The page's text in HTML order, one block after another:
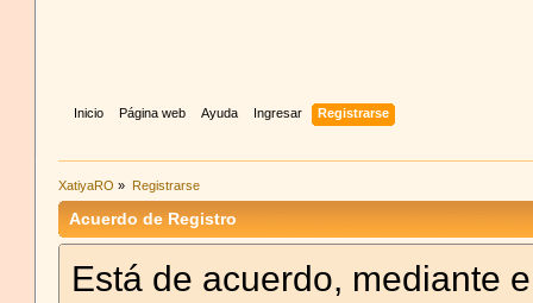
Inicio Página web Ayuda Ingresar Registrarse
XatiyaRO » Registrarse
Acuerdo de Registro
Está de acuerdo, mediante